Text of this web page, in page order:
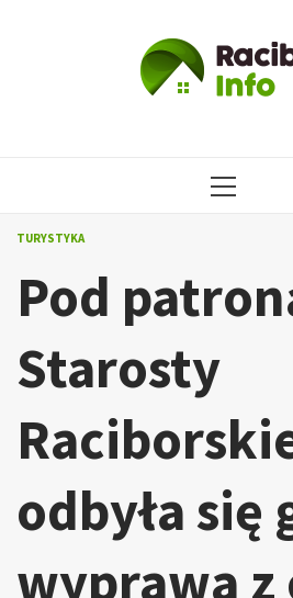
MENU
TURYSTYKA
Pod
Starosty
odbyła się
wyprawa z